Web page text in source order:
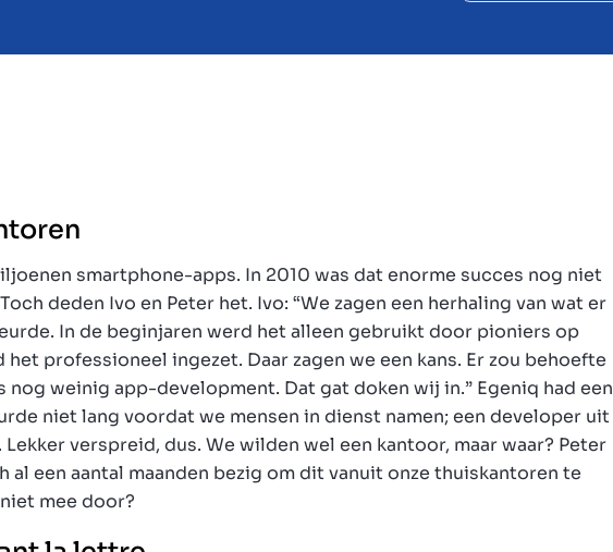
smartphone-apps. In 2010 was dat enorme succes nog niet
deden Ivo en Peter het. Ivo: “We zagen een herhaling van wat er
In de beginjaren werd het alleen gebruikt door pioniers op
het professioneel ingezet. Daar zagen we een kans. Er zou behoefte
nog weinig app-development. Dat gat doken wij in.” Egeniq had een
niet lang voordat we mensen in dienst namen; een developer uit
verspreid, dus. We wilden wel een kantoor, maar waar? Peter
al een aantal maanden bezig om dit vanuit onze thuiskantoren te
mee door?